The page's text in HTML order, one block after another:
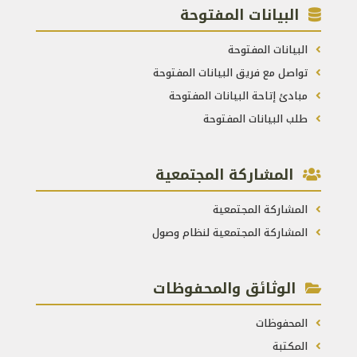
البيانات المفتوحة
البيانات المفتوحة
تواصل مع فريق البيانات المفتوحة
مبادئ إتاحة البيانات المفتوحة
طلب البيانات المفتوحة
المشاركة المجتمعية
المشاركة المجتمعية
المشاركة المجتمعية لنظام وصول
الوثائق والمحفوظات
المحفوظات
المكتبة